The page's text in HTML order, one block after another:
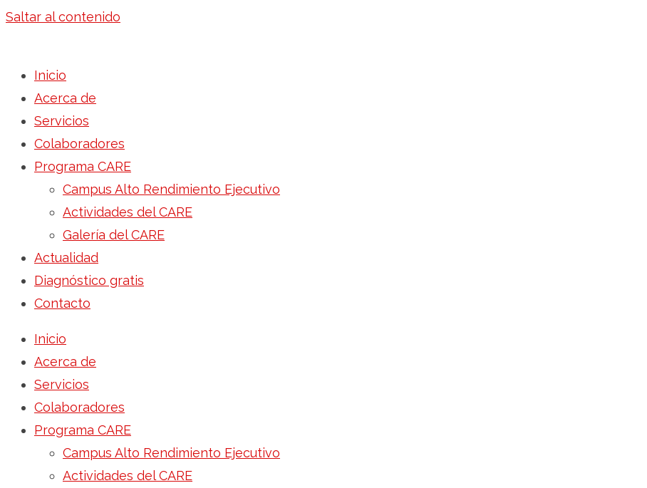
Saltar al contenido
Inicio
Acerca de
Servicios
Colaboradores
Programa CARE
Campus Alto Rendimiento Ejecutivo
Actividades del CARE
Galería del CARE
Actualidad
Diagnóstico gratis
Contacto
Inicio
Acerca de
Servicios
Colaboradores
Programa CARE
Campus Alto Rendimiento Ejecutivo
Actividades del CARE